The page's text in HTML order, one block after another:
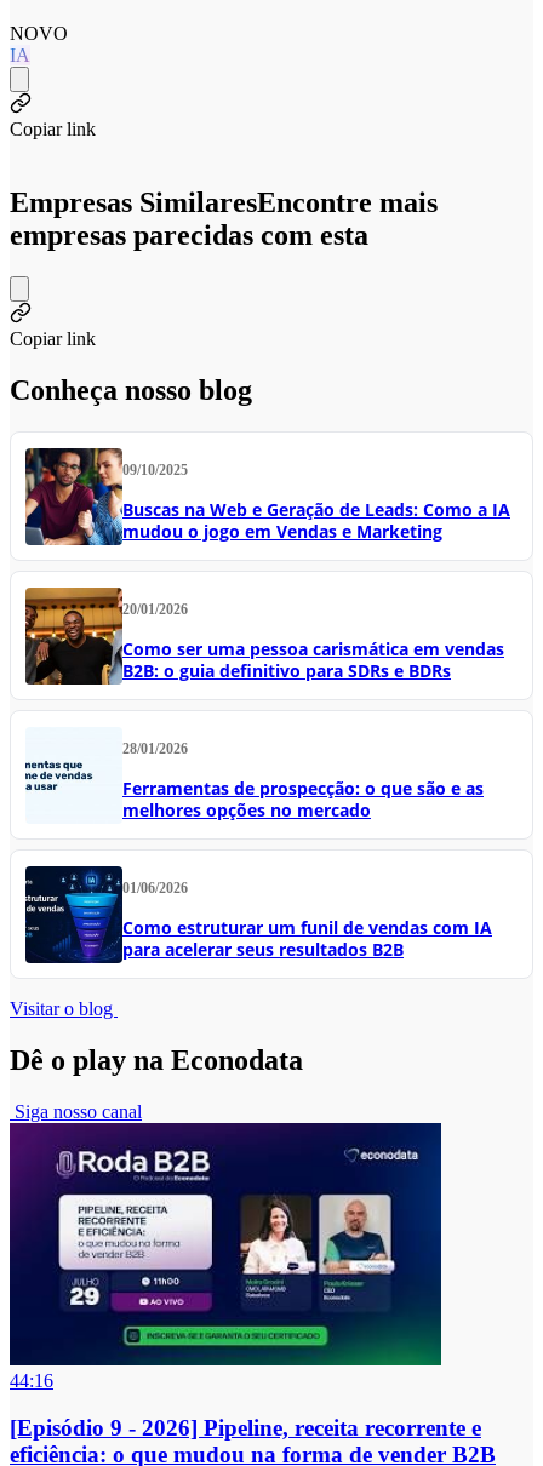
NOVO
IA
Copiar link
Empresas SimilaresEncontre mais
empresas parecidas com esta
Copiar link
Conheça nosso blog
09/10/2025
Buscas na Web e Geração de Leads: Como a IA
mudou o jogo em Vendas e Marketing
20/01/2026
Como ser uma pessoa carismática em vendas
B2B: o guia definitivo para SDRs e BDRs
28/01/2026
Ferramentas de prospecção: o que são e as
melhores opções no mercado
01/06/2026
Como estruturar um funil de vendas com IA
para acelerar seus resultados B2B
Visitar o blog
Dê o play na Econodata
Siga nosso canal
44:16
[Episódio 9 - 2026] Pipeline, receita recorrente e
eficiência: o que mudou na forma de vender B2B